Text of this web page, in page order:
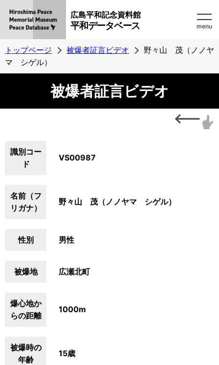
広島平和記念資料館
平和データベース menu
トップページ 被爆者証言ビデオ
野々山 茂（ノノヤ
マ シゲル）
被爆者証言ビデオ
識別コー
ド
VS00987
名前（フ
リガナ）
野々山 茂（ノノヤマ シゲル）
性別 男性
被爆地 広瀬北町
爆心地か
らの距離
1000m
被爆時の
年齢
15歳